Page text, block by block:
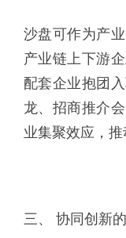
沙盘可作为产
产业链上下游
配套企业抱团
龙、招商推介
业集聚效应，推
三、 协同创新